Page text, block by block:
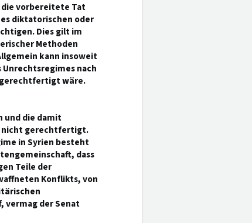
die vorbereitete Tat
diktatorischen oder
Dies gilt im
Methoden
kann insoweit
nach
wäre.
und die damit
nicht gerechtfertigt.
in Syrien besteht
dass
Teile der
Konflikts, von
vermag der Senat